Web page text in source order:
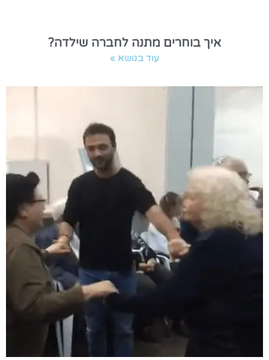
איך בוחרים מתנה לחברה שילדה?
עוד בנושא »